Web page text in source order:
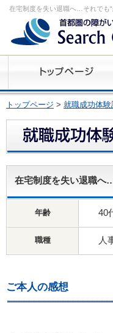
在宅制度を失い退職へ…それでも
トップページ > 就職成功体験
在宅制度を失い退職へ
年齢 40
職種 人
ご本人の感想